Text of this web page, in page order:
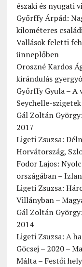
északi és nyugati
Győrffy Árpád:
kilométeres
Vallások feletti
ünneplőben
Oroszné Kardos
kirándulás
Győrffy Gyula – A
Seychelle-
Gál Zoltán
2017
Ligeti Zsuzsa:
Horvátország,
Fodor Lajos:
országában –
Ligeti Zsuzsa:
Villányban –
Gál Zoltán
2014
Ligeti Zsuzsa: A
Göcsej – 2020 –
Málta – Festői